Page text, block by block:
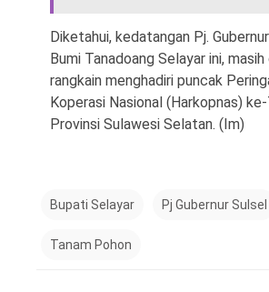
Diketahui, kedatangan Pj.
Bumi Tanadoang Selayar ini,
rangkain menghadiri puncak
Koperasi Nasional (Harkopnas)
Provinsi Sulawesi Selatan. (Im)
Bupati Selayar Pj Gubernur Sulsel
Tanam Pohon